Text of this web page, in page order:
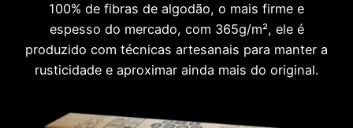
100% de fibras de algodão, o mais firme e
espesso do mercado, com 365g/m², ele é
produzido com técnicas artesanais para manter a
rusticidade e aproximar ainda mais do original.